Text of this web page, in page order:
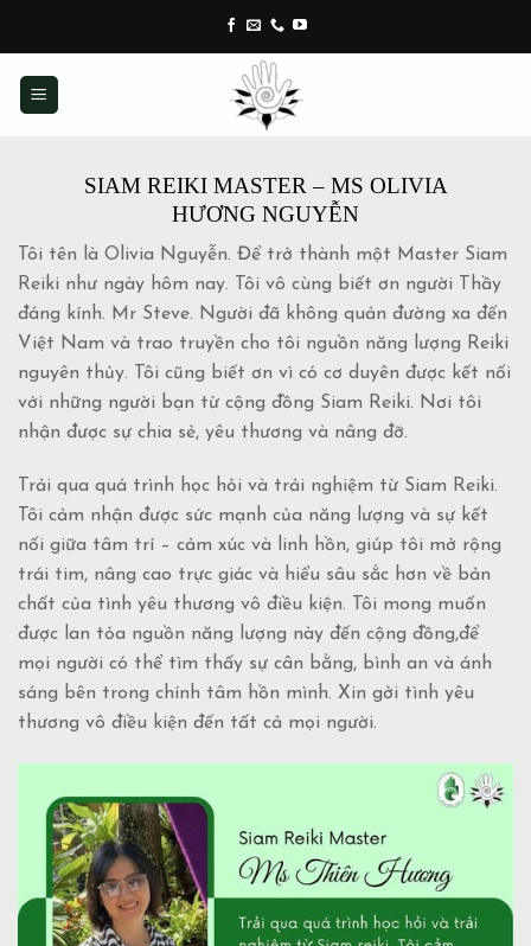
content
SIAM REIKI MASTER – MS OLIVIA
HƯƠNG NGUYỄN
Tôi tên là Olivia Nguyễn. Để trở thành một Master Siam
Reiki như ngày hôm nay. Tôi vô cùng biết ơn người Thầy
đáng kính. Mr Steve. Người đã không quản đường xa đến
Việt Nam và trao truyền cho tôi nguồn năng lượng Reiki
nguyên thủy. Tôi cũng biết ơn vì có cơ duyên được kết nối
với những người bạn từ cộng đồng Siam Reiki. Nơi tôi
nhận được sự chia sẻ, yêu thương và nâng đỡ.
Trải qua quá trình học hỏi và trải nghiệm từ Siam Reiki.
Tôi cảm nhận được sức mạnh của năng lượng và sự kết
nối giữa tâm trí – cảm xúc và linh hồn, giúp tôi mở rộng
trái tim, nâng cao trực giác và hiểu sâu sắc hơn về bản
chất của tình yêu thương vô điều kiện. Tôi mong muốn
được lan tỏa nguồn năng lượng này đến cộng đồng,để
mọi người có thể tìm thấy sự cân bằng, bình an và ánh
sáng bên trong chính tâm hồn mình. Xin gởi tình yêu
thương vô điều kiện đến tất cả mọi người.